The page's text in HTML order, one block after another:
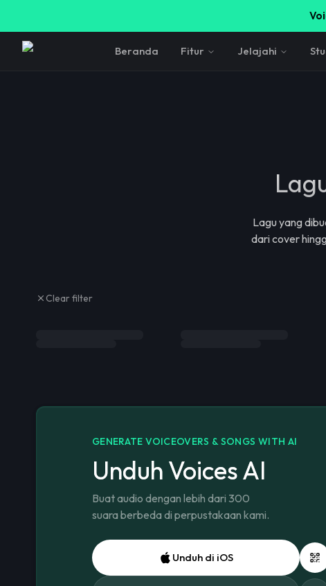
Beranda Fitur Jelajahi
Lagu yang
dari cover
Clear filter
GENERATE VOICEOVERS & SONGS WITH AI
Unduh Voices AI
Buat audio dengan lebih dari 300
suara berbeda di perpustakaan kami.
Unduh di iOS